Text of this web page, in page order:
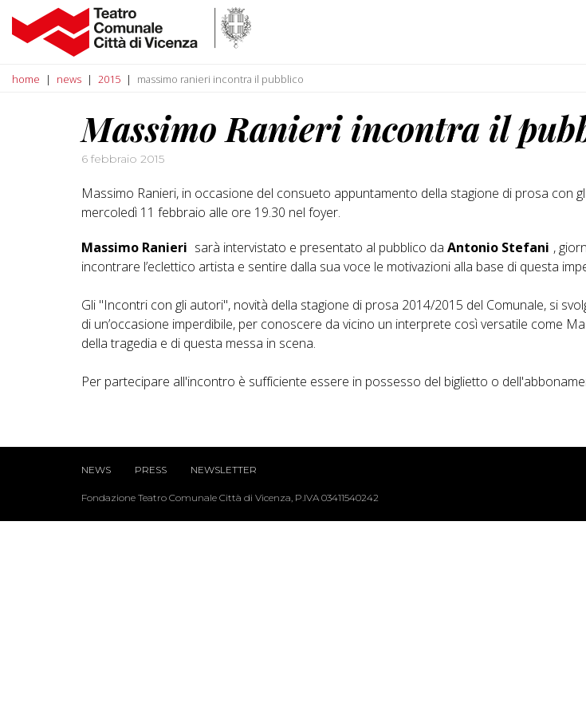
home news 2015 massimo ranieri incontra il pubblico
Massimo Ranieri incontra il
6 febbraio 2015
Massimo Ranieri, in occasione del consueto appuntamento della stagione di prosa con
mercoledì 11 febbraio alle ore 19.30 nel foyer.
Massimo Ranieri sarà intervistato e presentato al pubblico da Antonio Stefani ,
incontrare l’eclettico artista e sentire dalla sua voce le motivazioni alla base di questa
Gli "Incontri con gli autori", novità della stagione di prosa 2014/2015 del Comunale, si
di un’occasione imperdibile, per conoscere da vicino un interprete così versatile come
della tragedia e di questa messa in scena.
Per partecipare all'incontro è sufficiente essere in possesso del biglietto o
NEWS PRESS NEWSLETTER
Fondazione Teatro Comunale Città di Vicenza, P.IVA 03411540242